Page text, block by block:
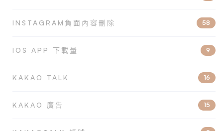
INSTAGRAM負面內容刪除 58
IOS APP 下載量 9
KAKAO TALK 16
KAKAO 廣告 15